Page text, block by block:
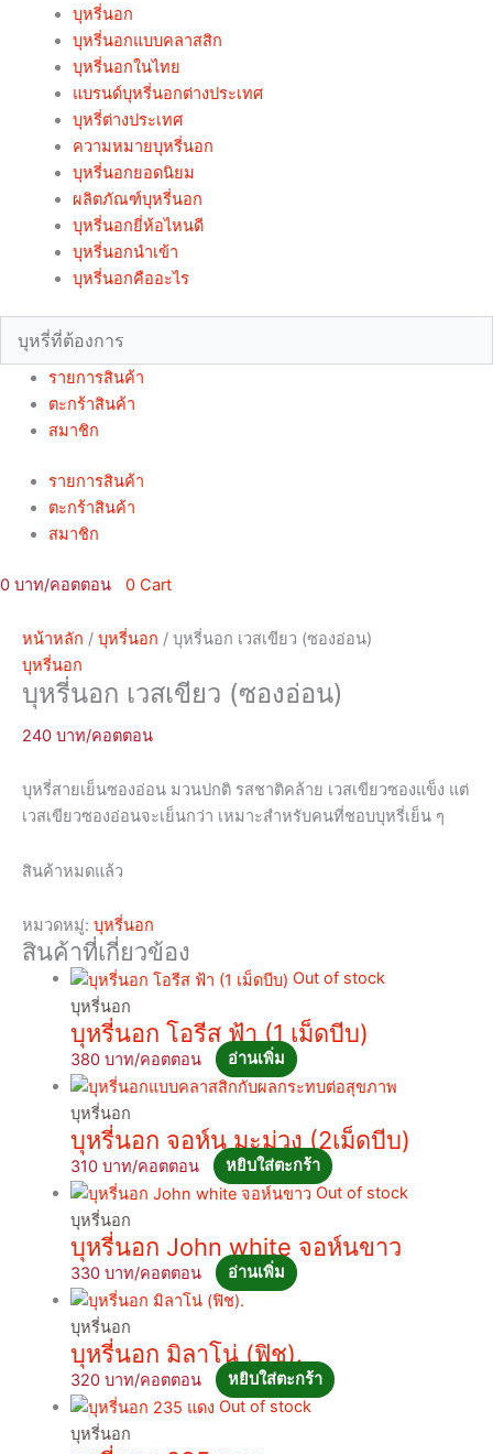
บุหรี่นอก
บุหรี่นอกแบบคลาสสิก
บุหรี่นอกในไทย
แบรนด์บุหรี่นอกต่างประเทศ
บุหรี่ต่างประเทศ
ความหมายบุหรี่นอก
บุหรี่นอกยอดนิยม
ผลิตภัณฑ์บุหรี่นอก
บุหรี่นอกยี่ห้อไหนดี
บุหรี่นอกนำเข้า
บุหรี่นอกคืออะไร
รายการสินค้า
ตะกร้าสินค้า
สมาชิก
รายการสินค้า
ตะกร้าสินค้า
สมาชิก
0 0 Cart
หน้าหลัก / บุหรี่นอก / บุหรี่นอก เวสเขียว (ซองอ่อน)
บุหรี่นอก
บุหรี่นอก เวสเขียว (ซองอ่อน)
240
บุหรี่สายเย็นซองอ่อน มวนปกติ รสชาติคล้าย เวสเขียวซองแข็ง แต่
เวสเขียวซองอ่อนจะเย็นกว่า เหมาะสำหรับคนที่ชอบบุหรี่เย็น ๆ
สินค้าหมดแล้ว
หมวดหมู่: บุหรี่นอก
สินค้าที่เกี่ยวข้อง
Out of stock
บุหรี่นอก
บุหรี่นอก โอรีส ฟ้า (1 เม็ดบีบ)
380 อ่านเพิ่ม
บุหรี่นอก
บุหรี่นอก จอห์น มะม่วง (2เม็ดบีบ)
310
หยิบใส่ตะกร้า
Out of stock
บุหรี่นอก
บุหรี่นอก John white จอห์นขาว
330 อ่านเพิ่ม
บุหรี่นอก
บุหรี่นอก มิลาโน่ (ฟิช).
320
หยิบใส่ตะกร้า
Out of stock
บุหรี่นอก